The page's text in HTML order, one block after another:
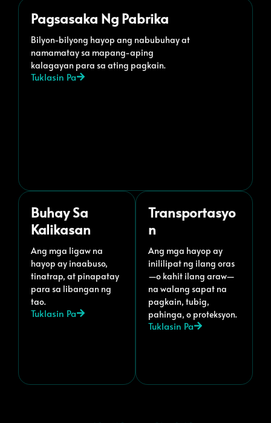
Pagsasaka Ng Pabrika
Bilyon-bilyong hayop ang nabubuhay at
namamatay sa mapang-aping
kalagayan para sa ating pagkain.
Tuklasin Pa
Buhay Sa
Kalikasan
Ang mga ligaw na
hayop ay inaabuso,
tinatrap, at pinapatay
para sa libangan ng
tao.
Tuklasin Pa
Transportasyo
N
Ang mga hayop ay
inililipat ng ilang oras
—o kahit ilang araw—
na walang sapat na
pagkain, tubig,
pahinga, o proteksyon.
Tuklasin Pa